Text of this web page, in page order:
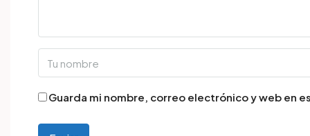
Guarda mi nombre, correo electrónico y web en